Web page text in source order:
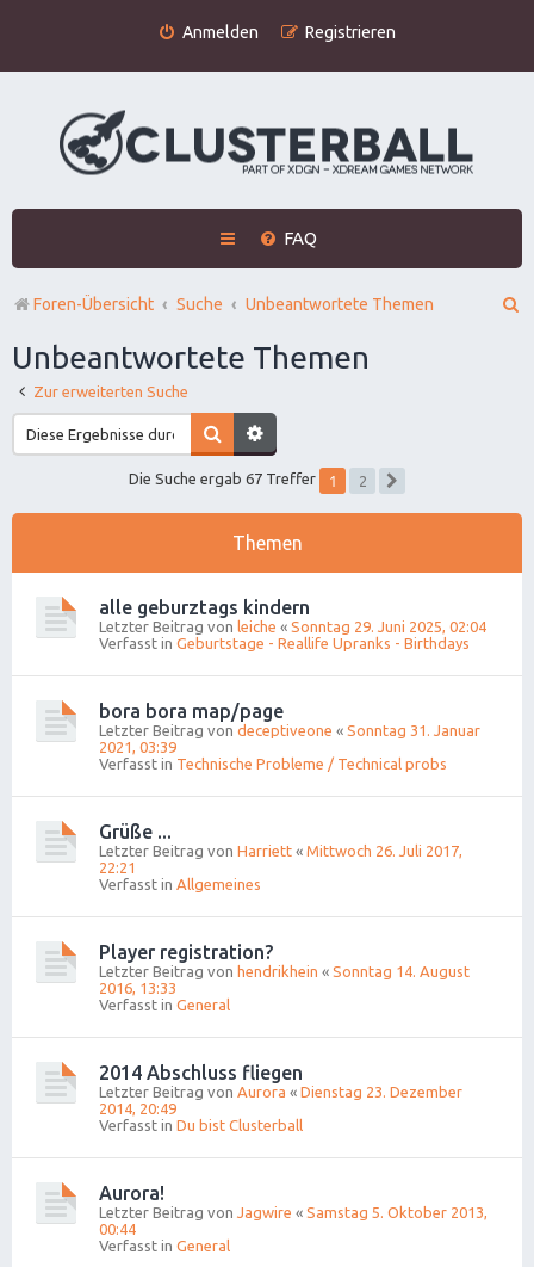
Anmelden Registrieren
FAQ
Foren-Übersicht Suche Unbeantwortete Themen
Unbeantwortete Themen
Zur erweiterten Suche
Die Suche ergab 67 Treffer 1
2
Themen
alle geburztags kindern
Letzter Beitrag von leiche « Sonntag 29. Juni 2025, 02:04
Verfasst in Geburtstage - Reallife Upranks - Birthdays
bora bora map/page
Letzter Beitrag von deceptiveone « Sonntag 31. Januar
2021, 03:39
Verfasst in Technische Probleme / Technical probs
Grüße ...
Letzter Beitrag von Harriett « Mittwoch 26. Juli 2017,
22:21
Verfasst in Allgemeines
Player registration?
Letzter Beitrag von hendrikhein « Sonntag 14. August
2016, 13:33
Verfasst in General
2014 Abschluss fliegen
Letzter Beitrag von Aurora « Dienstag 23. Dezember
2014, 20:49
Verfasst in Du bist Clusterball
Aurora!
Letzter Beitrag von Jagwire « Samstag 5. Oktober 2013,
00:44
Verfasst in General